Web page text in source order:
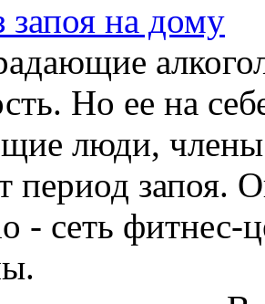
на дому
Но ее на
люди, члены
период запоя.
- сеть фитнес-